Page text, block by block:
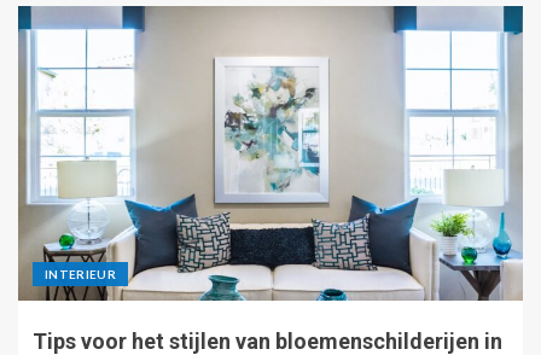
INTERIEUR
Tips voor het stijlen van bloemenschilderijen in